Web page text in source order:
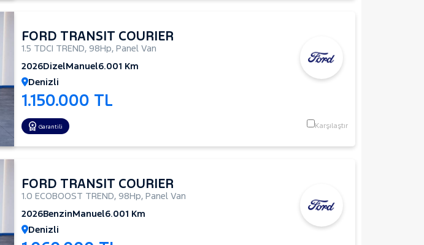
FORD TRANSIT COURIER
1.5 TDCI TREND, 98Hp, Panel Van
2026DizelManuel6.001 Km
Denizli
1.150.000 TL
Garantili Karşılaştır
FORD TRANSIT COURIER
1.0 ECOBOOST TREND, 98Hp, Panel Van
2026BenzinManuel6.001 Km
Denizli